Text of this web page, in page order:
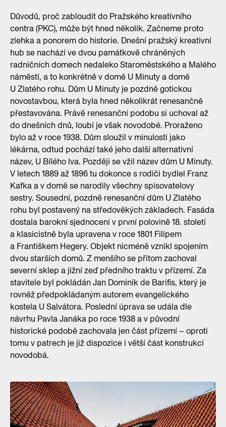
Důvodů, proč zabloudit do Pražského kreativního
centra (PKC), může být hned několik. Začneme proto
zlehka a ponorem do historie. Dnešní pražský kreativní
hub se nachází ve dvou památkově chráněných
radničních domech nedaleko Staroměstského a Malého
náměstí, a to konkrétně v domě U Minuty a domě
U Zlatého rohu. Dům U Minuty je pozdně gotickou
novostavbou, která byla hned několikrát renesančně
přestavována. Právě renesanční podobu si uchoval až
do dnešních dnů, loubí je však novodobé. Proraženo
bylo až v roce 1938. Dům sloužil v minulosti jako
lékárna, odtud pochází také jeho další alternativní
název, U Bílého lva. Později se vžil název dům U Minuty.
V letech 1889 až 1896 tu dokonce s rodiči bydlel Franz
Kafka a v domě se narodily všechny spisovatelovy
sestry. Sousední, pozdně renesanční dům U Zlatého
rohu byl postavený na středověkých základech. Fasáda
dostala barokní sjednocení v první polovině 18. století
a klasicistně byla upravena v roce 1801 Filipem
a Františkem Hegery. Objekt nicméně vznikl spojením
dvou starších domů. Z menšího se přitom zachoval
severní sklep a jižní zeď předního traktu v přízemí. Za
stavitele byl pokládán Jan Dominik de Barifis, který je
rovněž předpokládaným autorem evangelického
kostela U Salvátora. Poslední úprava se udála dle
návrhu Pavla Janáka po roce 1938 a v původní
historické podobě zachovala jen část přízemí – oproti
tomu v patrech je již dispozice i větší část konstrukcí
novodobá.